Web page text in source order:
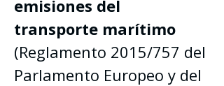
emisiones del
transporte marítimo
(Reglamento 2015/757 del
Parlamento Europeo y del